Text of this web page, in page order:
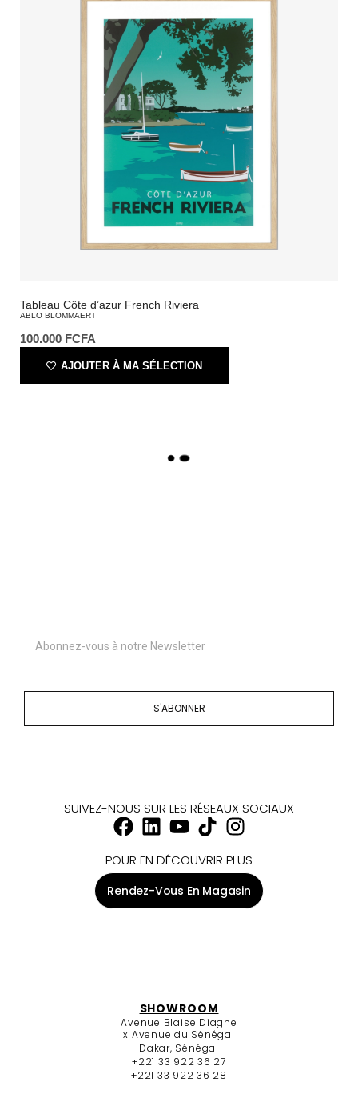
Tableau Côte d’azur French Riviera
ABLO BLOMMAERT
100.000 FCFA
AJOUTER À MA SÉLECTION
Tableau Escale à Saint-Tropez
AJOUTER À MA SÉLECTION